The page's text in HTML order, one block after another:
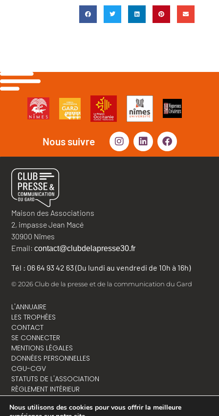
Nous suivre
Maison des Associations
2, impasse Jean Macé
30900 Nîmes
Email: contact@clubdelapresse30.fr
Tél : 06 64 93 42 63 (Du lundi au vendredi de 10h à 16h)
© 2026 Club de la presse et de la communication du Gard
L'ANNUAIRE
LES TROPHÉES
CONTACT
SE CONNECTER
MENTIONS LÉGALES
DONNÉES PERSONNELLES
CGU-CGV
STATUTS DE L'ASSOCIATION
RÈGLEMENT INTÉRIEUR
Nous utilisons des cookies pour vous offrir la meilleure